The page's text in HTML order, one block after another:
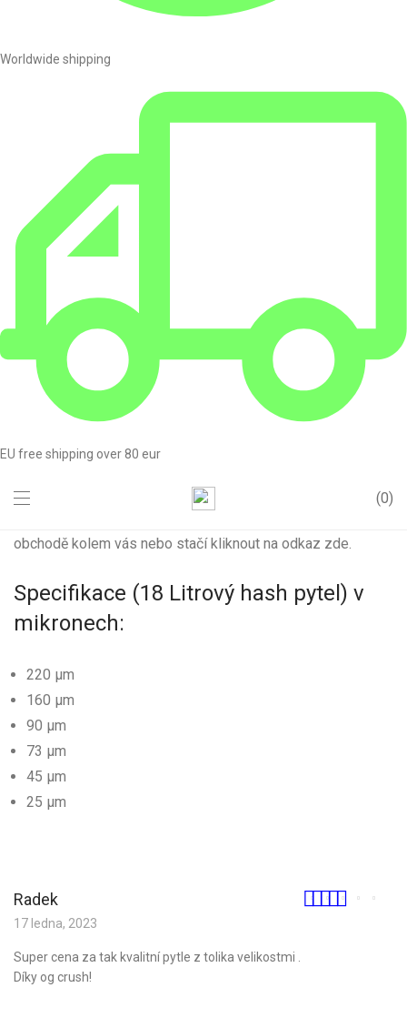
Worldwide shipping
EU free shipping over 80 eur
0
Hodnocení1
8 různých velikostí pro pohodlné zpracování malých
množství kdekoli!
Naše 18 Litrová (5 Galonová) sada má každý mikron, který
potřebujete pro snadné a rychlé zpracování. Velmi snadno
výrobu vysoce kvalitního bubble hashe, která se snadno
vejde na nejběžnější
obchodě kolem vás nebo stačí kliknout na odkaz zde.
Specifikace (18 Litrový hash pytel) v
mikronech:
220 μm
160 μm
90 μm
73 μm
45 μm
25 μm
Radek
17 ledna, 2023
Super cena za tak kvalitní pytle z tolika velikostmi .
Díky og crush!